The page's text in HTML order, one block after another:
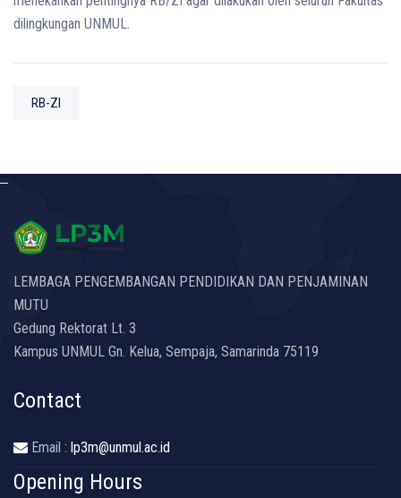
dilingkungan UNMUL.
RB-ZI
LEMBAGA PENGEMBANGAN PENDIDIKAN DAN PENJAMINAN
MUTU
Gedung Rektorat Lt. 3
Kampus UNMUL Gn. Kelua, Sempaja, Samarinda 75119
Contact
Email : lp3m@unmul.ac.id
Opening Hours